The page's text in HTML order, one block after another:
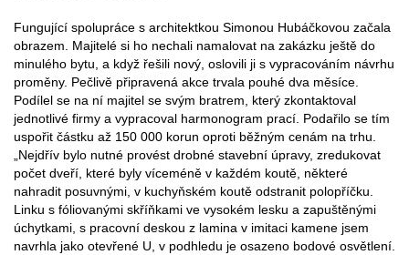
Fungující spolupráce s architektkou Simonou Hubáčkovou začala
obrazem. Majitelé si ho nechali namalovat na zakázku ještě do
minulého bytu, a když řešili nový, oslovili ji s vypracováním návrhu
proměny. Pečlivě připravená akce trvala pouhé dva měsíce.
Podílel se na ní majitel se svým bratrem, který zkontaktoval
jednotlivé firmy a vypracoval harmonogram prací. Podařilo se tím
uspořit částku až 150 000 korun oproti běžným cenám na trhu.
„Nejdřív bylo nutné provést drobné stavební úpravy, zredukovat
počet dveří, které byly víceméně v každém koutě, některé
nahradit posuvnými, v kuchyňském koutě odstranit polopříčku.
Linku s fóliovanými skříňkami ve vysokém lesku a zapuštěnými
úchytkami, s pracovní deskou z lamina v imitaci kamene jsem
navrhla jako otevřené U, v podhledu je osazeno bodové osvětlení.